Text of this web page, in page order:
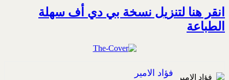
انقر هنا لتنزيل نسخة بي دي أف سهلة
الطباعة
فؤاد الامير